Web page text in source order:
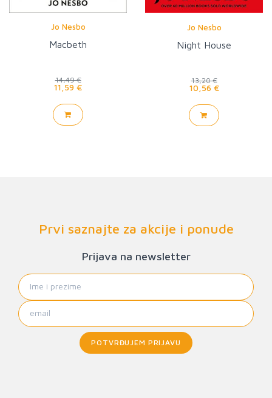
Jo Nesbo
Macbeth
14,49 €
11,59 €
Jo Nesbo
Night House
13,20 €
10,56 €
Prvi saznajte za akcije i ponude
Prijava na newsletter
POTVRĐUJEM PRIJAVU